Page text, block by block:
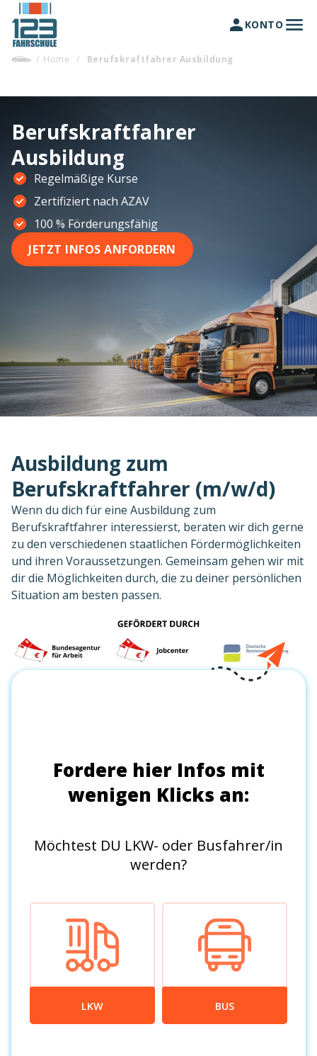
KONTO
/ Home / Berufskraftfahrer Ausbildung
Berufskraftfahrer
Ausbildung
Regelmäßige Kurse
Zertifiziert nach AZAV
100 % Förderungsfähig
JETZT INFOS ANFORDERN
Ausbildung zum
Berufskraftfahrer (m/w/d)
Wenn du dich für eine Ausbildung zum
Berufskraftfahrer interessierst, beraten wir dich gerne
zu den verschiedenen staatlichen Fördermöglichkeiten
und ihren Voraussetzungen. Gemeinsam gehen wir mit
dir die Möglichkeiten durch, die zu deiner persönlichen
Situation am besten passen.